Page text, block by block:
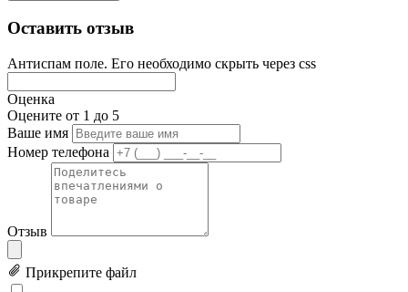
Оставить отзыв
Антиспам поле. Его необходимо скрыть через css
Оценка
Оцените от 1 до 5
Ваше имя
Номер телефона
Отзыв
Прикрепите файл